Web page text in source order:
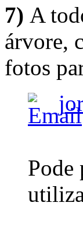
7) A
árvore,
fotos
Pode